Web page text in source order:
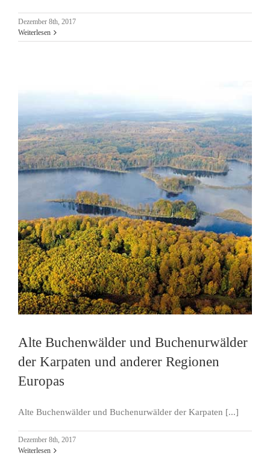
Dezember 8th, 2017
Weiterlesen
Alte Buchenwälder und Buchenurwälder
der Karpaten und anderer Regionen
Europas
Alte Buchenwälder und Buchenurwälder der Karpaten [...]
Dezember 8th, 2017
Weiterlesen